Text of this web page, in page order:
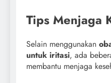
Tips Menjaga
Selain menggunakan
untuk iritasi, ada
membantu menjaga